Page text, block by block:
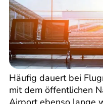
Häufig dauert bei
mit dem öffentlichen